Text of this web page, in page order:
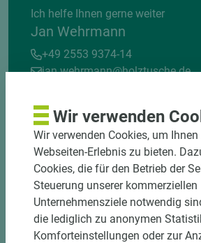
Ich helfe Ihnen gerne weiter
Jan Wehrmann
+49 2553 9374-14
jan.wehrmann@holztusche.de
Wir verwenden
Wir verwenden Cookies, um
Webseiten-Erlebnis zu bieten.
Cookies, die für den Betrieb der
Steuerung unserer kommerziellen
Unternehmensziele notwendig
die lediglich zu anonymen
Komforteinstellungen oder zur